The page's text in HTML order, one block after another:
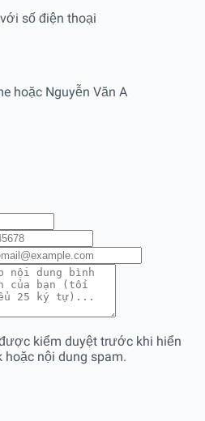
số điện thoại
hoặc Nguyễn Văn A
kiểm duyệt trước khi hiển
nội dung spam.